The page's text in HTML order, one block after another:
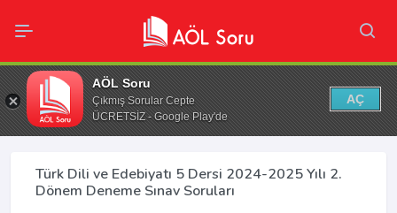
AÖL Soru
Çıkmış Sorular Cepte
ÜCRETSİZ - Google Play'de
AÇ
Türk Dili ve Edebiyatı 5 Dersi 2024-2025 Yılı 2.
Dönem Deneme Sınav Soruları